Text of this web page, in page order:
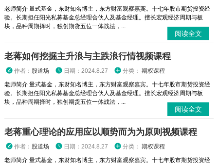
老师简介 量式基金，东财知名博主，东方财富观察嘉宾。十七年股市期货投资经
验。长期担任阳光私募基金总经理合伙人及基金经理。擅长宏观经济周期与板
块，品种周期择时，独创期货五位一体战法，...
阅读全文
老蒋如何挖掘主升浪与主跌浪行情视频课程
作者： 股道场 日期：2024.8.27 分类： 期权课程
老师简介 量式基金，东财知名博主，东方财富观察嘉宾。十七年股市期货投资经
验。长期担任阳光私募基金总经理合伙人及基金经理。擅长宏观经济周期与板
块，品种周期择时，独创期货五位一体战法，...
阅读全文
老蒋重心理论的应用应以顺势而为为原则视频课程
作者： 股道场 日期：2024.8.27 分类： 期权课程
老师简介 量式基金，东财知名博主，东方财富观察嘉宾。十七年股市期货投资经